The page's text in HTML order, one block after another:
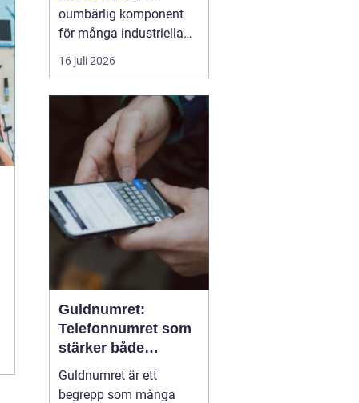
oumbärlig komponent
för många industriella
och hantverksrelaterade
miljöer. De hjälper till att
16 juli 2026
Guldnumret:
Telefonnumret som
stärker både
varumärke och
vardag
Guldnumret är ett
begrepp som många